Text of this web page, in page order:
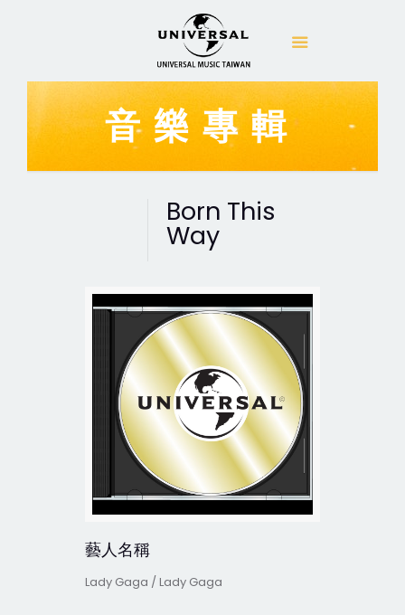
音樂專輯
Born This
Way
藝人名稱
Lady Gaga / Lady Gaga